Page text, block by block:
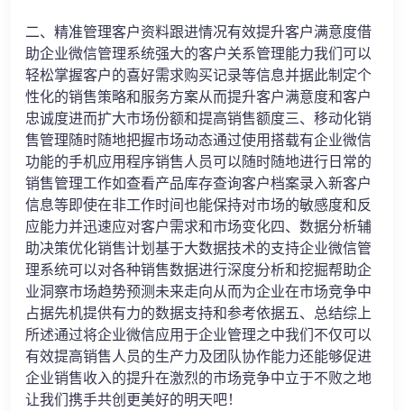
二、精准管理客户资料跟进情况有效提升客户满意度借
助企业微信管理系统强大的客户关系管理能力我们可以
轻松掌握客户的喜好需求购买记录等信息并据此制定个
性化的销售策略和服务方案从而提升客户满意度和客户
忠诚度进而扩大市场份额和提高销售额度三、移动化销
售管理随时随地把握市场动态通过使用搭载有企业微信
功能的手机应用程序销售人员可以随时随地进行日常的
销售管理工作如查看产品库存查询客户档案录入新客户
信息等即使在非工作时间也能保持对市场的敏感度和反
应能力并迅速应对客户需求和市场变化四、数据分析辅
助决策优化销售计划基于大数据技术的支持企业微信管
理系统可以对各种销售数据进行深度分析和挖掘帮助企
业洞察市场趋势预测未来走向从而为企业在市场竞争中
占据先机提供有力的数据支持和参考依据五、总结综上
所述通过将企业微信应用于企业管理之中我们不仅可以
有效提高销售人员的生产力及团队协作能力还能够促进
企业销售收入的提升在激烈的市场竞争中立于不败之地
让我们携手共创更美好的明天吧！